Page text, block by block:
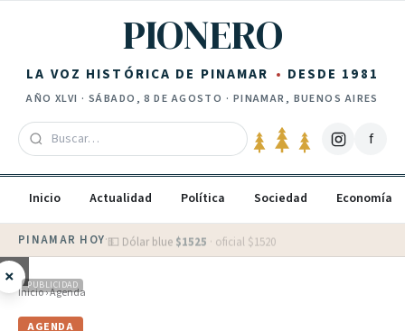
PIONERO
LA VOZ HISTÓRICA DE PINAMAR DESDE 1981
AÑO XLVI · SÁBADO, 8 DE AGOSTO · PINAMAR, BUENOS AIRES
f
Inicio Actualidad Política Sociedad Economía
PINAMAR HOY·💵 Dólar blue $1525 · oficial $1520
× PUBLICIDAD
Inicio›Agenda
AGENDA